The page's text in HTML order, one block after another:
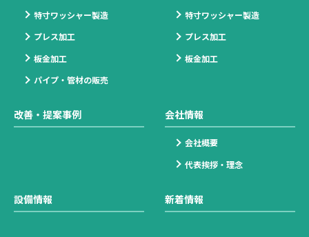
特寸ワッシャー製造
プレス加工
板金加工
パイプ・管材の販売
特寸ワッシャー製造
プレス加工
板金加工
改善・提案事例 会社情報
会社概要
代表挨拶・理念
設備情報 新着情報